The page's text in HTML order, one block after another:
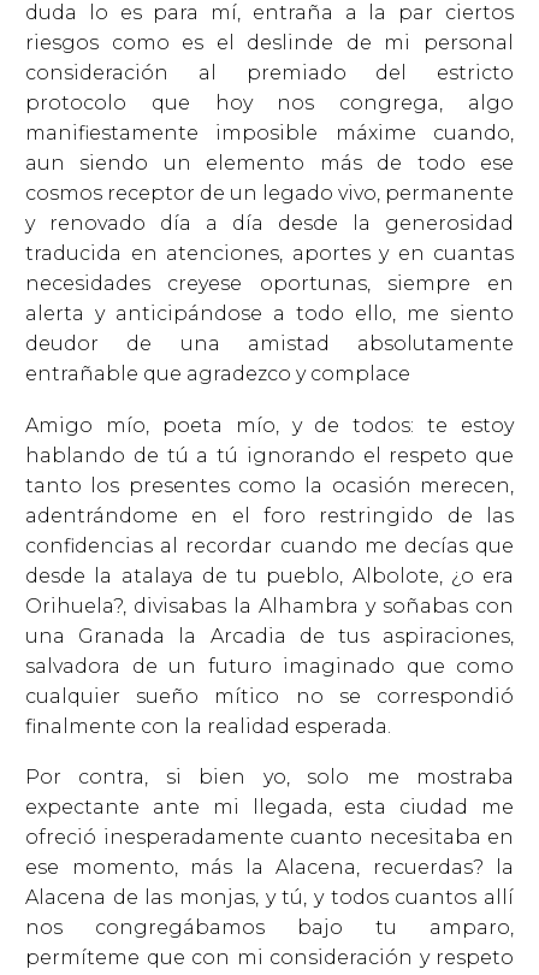
duda lo es para mí, entraña a la par ciertos
riesgos como es el deslinde de mi personal
consideración al premiado del estricto
protocolo que hoy nos congrega, algo
manifiestamente imposible máxime cuando,
aun siendo un elemento más de todo ese
cosmos receptor de un legado vivo, permanente
y renovado día a día desde la generosidad
traducida en atenciones, aportes y en cuantas
necesidades creyese oportunas, siempre en
alerta y anticipándose a todo ello, me siento
deudor de una amistad absolutamente
entrañable que agradezco y complace
Amigo mío, poeta mío, y de todos: te estoy
hablando de tú a tú ignorando el respeto que
tanto los presentes como la ocasión merecen,
adentrándome en el foro restringido de las
confidencias al recordar cuando me decías que
desde la atalaya de tu pueblo, Albolote, ¿o era
Orihuela?, divisabas la Alhambra y soñabas con
una Granada la Arcadia de tus aspiraciones,
salvadora de un futuro imaginado que como
cualquier sueño mítico no se correspondió
finalmente con la realidad esperada.
Por contra, si bien yo, solo me mostraba
expectante ante mi llegada, esta ciudad me
ofreció inesperadamente cuanto necesitaba en
ese momento, más la Alacena, recuerdas? la
Alacena de las monjas, y tú, y todos cuantos allí
nos congregábamos bajo tu amparo,
permíteme que con mi consideración y respeto